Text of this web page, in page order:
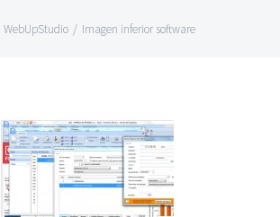
WebUpStudio / Imagen inferior software